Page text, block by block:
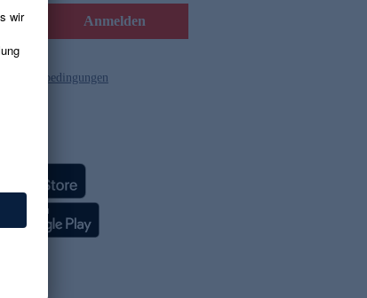
Anmelden
Gutscheinbedingungen